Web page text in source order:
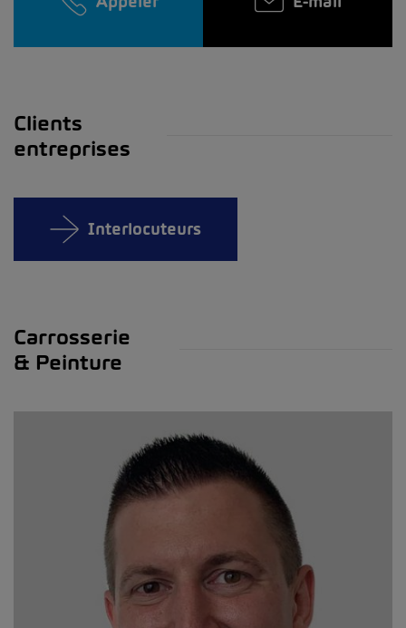
Clients
entreprises
Interlocuteurs
Carrosserie
& Peinture